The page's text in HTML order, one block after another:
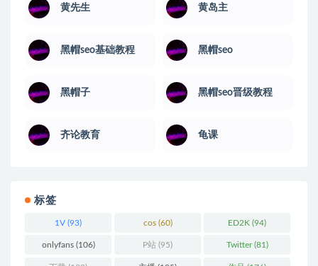
黄先生 黄岛主
黑帽seo基础教程 黑帽seo
黑帽子 黑帽seo晋级教程
齐论教育 龟课
标签
1V (93) cos(60) ED2K (94)
onlyfans(106) P站 (95) Twitter(81)